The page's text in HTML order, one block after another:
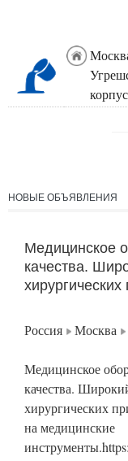
НОВЫЕ ОБЪЯВЛЕНИЯ
Медицинское
качества.
Россия Москва
Медицинское
качества.
хирургических
на медицинские